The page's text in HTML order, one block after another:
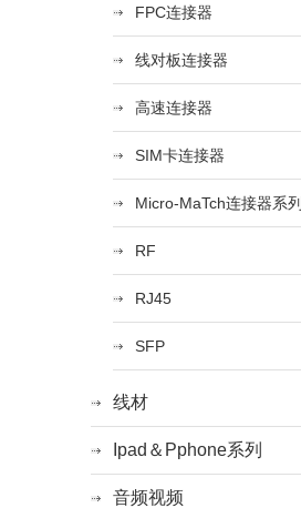
FPC连接器
线对板连接器
高速连接器
SIM卡连接器
Micro-MaTch连接器系列
RF
RJ45
SFP
线材
Ipad＆Pphone系列
音频视频